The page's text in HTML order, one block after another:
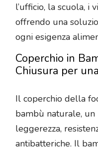
l’ufficio, la scuola, i
offrendo una
ogni esigenza
Coperchio in
Chiusura per
Il coperchio della
bambù naturale,
leggerezza,
antibatteriche. Il